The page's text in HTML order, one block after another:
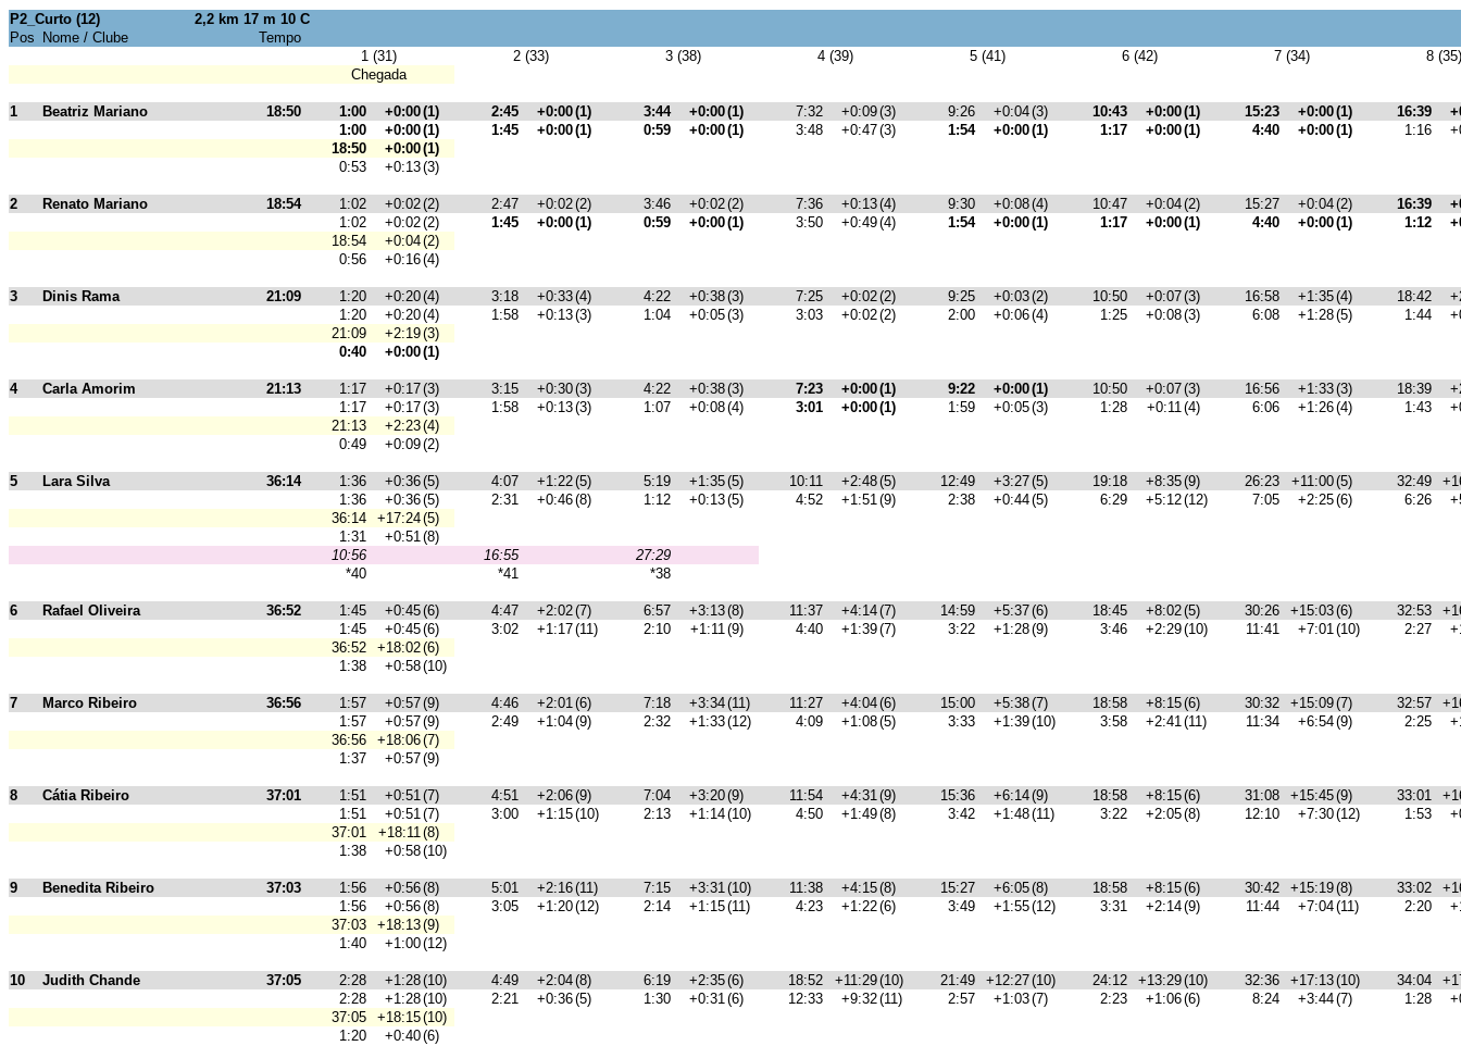
P2_Curto (12)
2,2 km 17 m 10 C
Pos
Nome / Clube
Tempo
1 (31)
2 (33) 3 (38) 4 (39) 5 (41) 6 (42) 7 (34)
8 (35)
Chegada
1 Beatriz Mariano 18:50 1:00 +0:00(1) 2:45 +0:00(1) 3:44 +0:00(1) 7:32 +0:09(3) 9:26 +0:04(3) 10:43 +0:00(1) 15:23 +0:00(1) 16:39
1:00
+0:00(1) 1:45 +0:00(1) 0:59 +0:00(1) 3:48 +0:47(3) 1:54 +0:00(1) 1:17 +0:00(1) 4:40 +0:00(1) 1:16
18:50
+0:00(1)
0:53
+0:13(3)
2 Renato Mariano 18:54 1:02 +0:02(2) 2:47 +0:02(2) 3:46 +0:02(2) 7:36 +0:13(4) 9:30 +0:08(4) 10:47 +0:04(2) 15:27 +0:04(2) 16:39
1:02
+0:02(2) 1:45 +0:00(1) 0:59 +0:00(1) 3:50 +0:49(4) 1:54 +0:00(1) 1:17 +0:00(1) 4:40 +0:00(1) 1:12
18:54
+0:04(2)
0:56
+0:16(4)
3 Dinis Rama 21:09 1:20 +0:20(4) 3:18 +0:33(4) 4:22 +0:38(3) 7:25 +0:02(2) 9:25 +0:03(2) 10:50 +0:07(3) 16:58 +1:35(4) 18:42
1:20
+0:20(4) 1:58 +0:13(3) 1:04 +0:05(3) 3:03 +0:02(2) 2:00 +0:06(4) 1:25 +0:08(3) 6:08 +1:28(5) 1:44
21:09
+2:19(3)
0:40
+0:00(1)
4 Carla Amorim 21:13 1:17 +0:17(3) 3:15 +0:30(3) 4:22 +0:38(3) 7:23 +0:00(1) 9:22 +0:00(1) 10:50 +0:07(3) 16:56 +1:33(3) 18:39
1:17
+0:17(3) 1:58 +0:13(3) 1:07 +0:08(4) 3:01 +0:00(1) 1:59 +0:05(3) 1:28 +0:11(4) 6:06 +1:26(4) 1:43
21:13
+2:23(4)
0:49
+0:09(2)
5 Lara Silva 36:14 1:36 +0:36(5) 4:07 +1:22(5) 5:19 +1:35(5) 10:11 +2:48(5) 12:49 +3:27(5) 19:18 +8:35(9) 26:23 +11:00(5) 32:49
1:36
+0:36(5) 2:31 +0:46(8) 1:12 +0:13(5) 4:52 +1:51(9) 2:38 +0:44(5) 6:29 +5:12(12) 7:05 +2:25(6) 6:26
36:14
+17:24(5)
1:31
+0:51(8)
10:56
16:55
27:29
*40
*41 *38
6 Rafael Oliveira 36:52 1:45 +0:45(6) 4:47 +2:02(7) 6:57 +3:13(8) 11:37 +4:14(7) 14:59 +5:37(6) 18:45 +8:02(5) 30:26 +15:03(6) 32:53
1:45
+0:45(6) 3:02 +1:17(11) 2:10 +1:11(9) 4:40 +1:39(7) 3:22 +1:28(9) 3:46 +2:29(10) 11:41 +7:01(10) 2:27
36:52
+18:02(6)
1:38
+0:58(10)
7 Marco Ribeiro 36:56 1:57 +0:57(9) 4:46 +2:01(6) 7:18 +3:34(11) 11:27 +4:04(6) 15:00 +5:38(7) 18:58 +8:15(6) 30:32 +15:09(7) 32:57
1:57
+0:57(9) 2:49 +1:04(9) 2:32 +1:33(12) 4:09 +1:08(5) 3:33 +1:39(10) 3:58 +2:41(11) 11:34 +6:54(9) 2:25
36:56
+18:06(7)
1:37
+0:57(9)
8 Cátia Ribeiro 37:01 1:51 +0:51(7) 4:51 +2:06(9) 7:04 +3:20(9) 11:54 +4:31(9) 15:36 +6:14(9) 18:58 +8:15(6) 31:08 +15:45(9) 33:01
1:51
+0:51(7) 3:00 +1:15(10) 2:13 +1:14(10) 4:50 +1:49(8) 3:42 +1:48(11) 3:22 +2:05(8) 12:10 +7:30(12) 1:53
37:01
+18:11(8)
1:38
+0:58(10)
9 Benedita Ribeiro 37:03 1:56 +0:56(8) 5:01 +2:16(11) 7:15 +3:31(10) 11:38 +4:15(8) 15:27 +6:05(8) 18:58 +8:15(6) 30:42 +15:19(8) 33:02
1:56
+0:56(8) 3:05 +1:20(12) 2:14 +1:15(11) 4:23 +1:22(6) 3:49 +1:55(12) 3:31 +2:14(9) 11:44 +7:04(11) 2:20
37:03
+18:13(9)
1:40
+1:00(12)
10 Judith Chande 37:05 2:28 +1:28(10) 4:49 +2:04(8) 6:19 +2:35(6) 18:52 +11:29(10) 21:49 +12:27(10) 24:12 +13:29(10) 32:36 +17:13(10) 34:04
2:28
+1:28(10) 2:21 +0:36(5) 1:30 +0:31(6) 12:33 +9:32(11) 2:57 +1:03(7) 2:23 +1:06(6) 8:24 +3:44(7) 1:28
37:05
+18:15(10)
1:20
+0:40(6)